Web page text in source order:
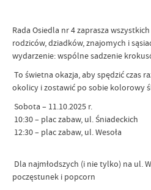
Rada Osiedla nr 4 zaprasza
rodziców, dziadków, znajomych i
wydarzenie: wspólne sadzenie
To świetna okazja, aby spędzić czas
okolicy i zostawić po sobie kolorowy
Sobota – 11.10.2025 r.
10:30 – plac zabaw, ul. Śniadeckich
12:30 – plac zabaw, ul. Wesoła
Dla najmłodszych (i nie tylko) na ul.
poczęstunek i popcorn